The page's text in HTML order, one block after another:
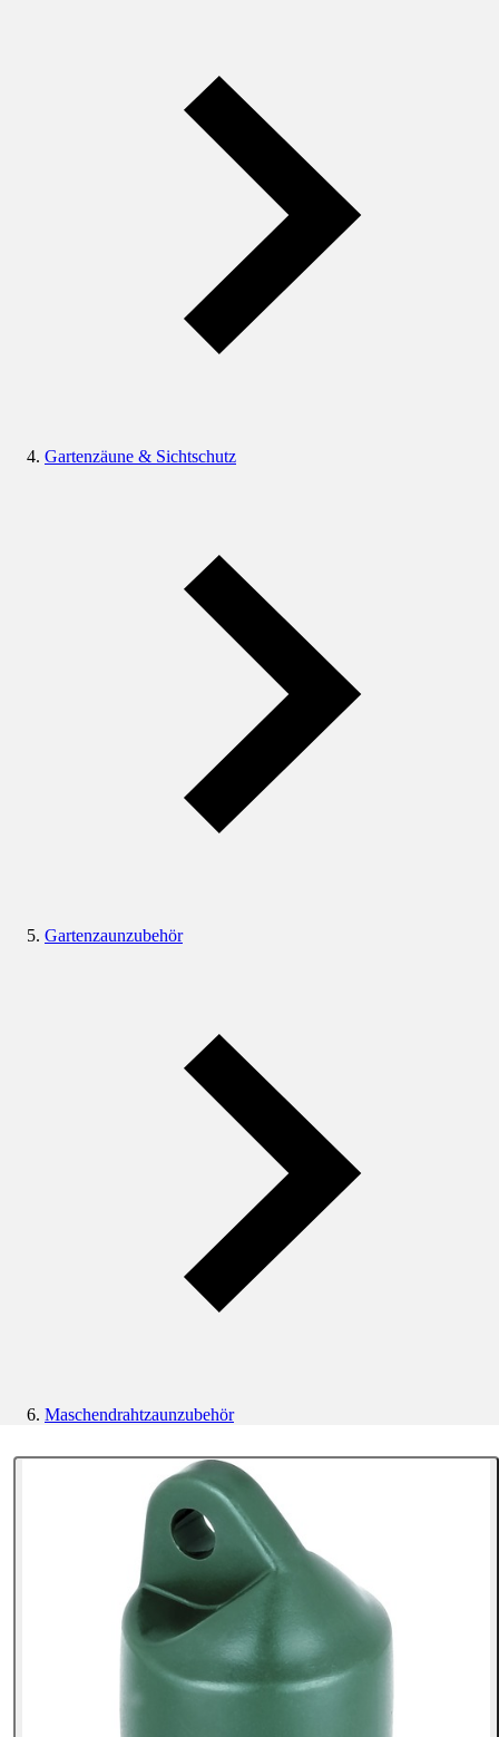
Gartenzäune & Sichtschutz
Gartenzaunzubehör
Maschendrahtzaunzubehör